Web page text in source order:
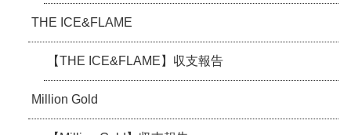
THE ICE&FLAME
【THE ICE&FLAME】収支報告
Million Gold